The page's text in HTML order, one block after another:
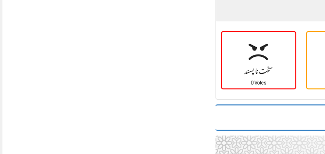
سخت نا پسند
0 Votes